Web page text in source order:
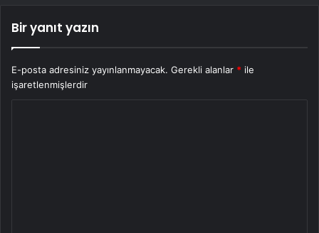
Bir yanıt yazın
E-posta adresiniz yayınlanmayacak. Gerekli alanlar * ile
işaretlenmişlerdir